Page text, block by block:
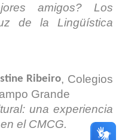
amigos? Los
de la Lingüística
Ribeiro, Colegios
Grande
una experiencia
el CMCG.